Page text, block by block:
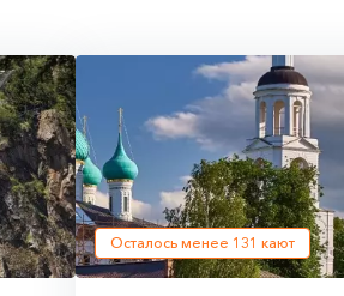
Осталось менее 131 кают